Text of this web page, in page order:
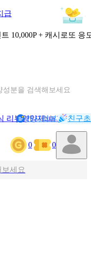
급
10,000P + 캐시로또 응
음식 검색해보세요
리뷰영양제NEW기록
캐시리뷰 친구
0 0
보세요
세요
요